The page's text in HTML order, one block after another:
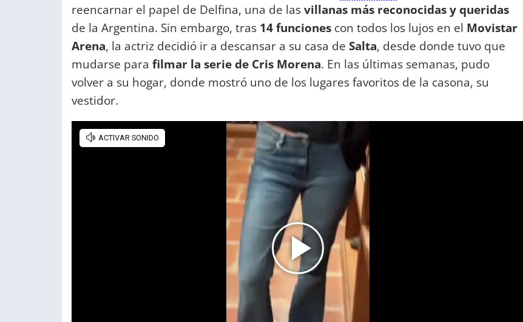
reencarnar el papel de Delfina, una de lasvillanas más reconocidas y queridas
de la Argentina. Sin embargo, tras 14 funciones con todos los lujos en el Movistar
Arena, la actriz decidió ir a descansar a su casa de Salta, desde donde tuvo que
mudarse para filmar la serie de Cris Morena. En las últimas semanas, pudo
volver a su hogar, donde mostró uno de los lugares favoritos de la casona, su
vestidor.